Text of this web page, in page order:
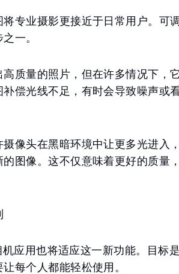
专业摄影更接近于日常用户。可
一。
质量的照片，但在许多情况下，
偿光线不足，有时会导致噪声或
像头在黑暗环境中让更多光进入
图像。这不仅意味着更好的质量
应用也将适应这一新功能。目标
每个人都能轻松使用。